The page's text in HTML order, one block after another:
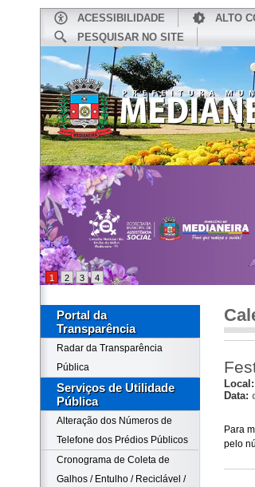
ACESSIBILIDADE ALTO
PESQUISAR NO SITE
1 2 3 4
Portal da
Transparência
Radar da Transparência
Pública
Serviços de Utilidade
Pública
Alteração dos Números de
Telefone dos Prédios Públicos
Cronograma de Coleta de
Galhos / Entulho / Reciclável /
Local:
Data:
Para
pelo